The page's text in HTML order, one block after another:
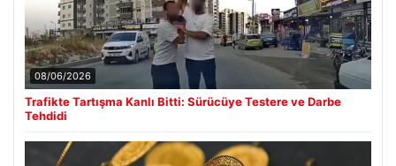
08/06/2026
Trafikte Tartışma Kanlı Bitti: Sürücüye Testere ve Darbe
Tehdidi